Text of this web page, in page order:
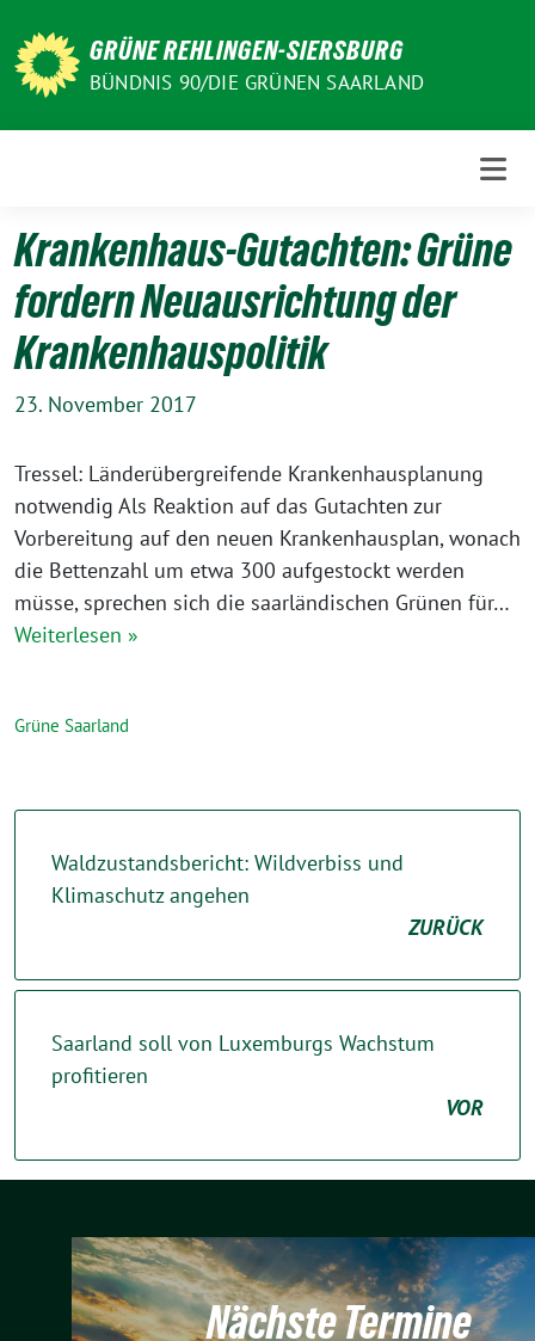
zum
Inhalt
GRÜNE REHLINGEN-SIERSBURG
BÜNDNIS 90/DIE GRÜNEN SAARLAND
Krankenhaus-Gutachten: Grüne
fordern Neuausrichtung der
Krankenhauspolitik
23. November 2017
Tressel: Länderübergreifende Krankenhausplanung
notwendig Als Reaktion auf das Gutachten zur
Vorbereitung auf den neuen Krankenhausplan, wonach
die Bettenzahl um etwa 300 aufgestockt werden
müsse, sprechen sich die saarländischen Grünen für…
Weiterlesen »
Grüne Saarland
Waldzustandsbericht: Wildverbiss und
Klimaschutz angehen
ZURÜCK
Saarland soll von Luxemburgs Wachstum
profitieren
VOR
Nächste Termine